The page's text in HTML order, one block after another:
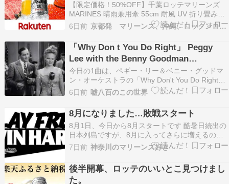
【限定価格！50%OFF】千葉ロッテマリーンズ
MARINES 晴雨兼用傘 55cm 耐風 UV 折り畳み傘
グッズ ロッテ 折りたたみ傘 軽量 晴雨兼用 風に
強い 軽い コンパクト 手動 uvカット 超軽量 超撥
水 反射 撥水 日傘 丈夫 55 傘 折りたたみ価格：
1375円（…
6日前 京都発 マリーンズ、沖縄、ロックンロール、なblog
「Why Don t You Do Right」 Peggy
Lee with the Benny Goodman
Orchestra、Lil Green、Julie London、
Sinéad O Conno「Weed Smoker s
Dream」The Harlem Hamfats
今日の1曲は、ペギー・リー＆ベニー・グッドマ
ン・オーケストラの「Why Don't You Do Right」
です。元々は1936年にカンザス・ジョー・マッコ
イが「Weed Smoker's Dream」というタイトル
で作曲した曲である。その後、マッコイ自身が作
曲と歌詞を編集し、…
6日前 嘘八百のこの世界
8月になりました…敗戦スタート
8月1日、今日から8月スタートです 酷暑日続出の
日本列島ですが、8月に入ってさらに増えるので
はないでしょうかね???? 基本的に夏は好きなの
ですが、さすがに酷暑日となると厳しいです(>_
出来るだけ外出せずに、エアコンの効いた室内で
過ごせれば･･･と 先にここでも書きましたけど、
…
7日前 神奈川のマリーンズ好き
後半開幕、ロッテのいいとこ見つけまし
た。